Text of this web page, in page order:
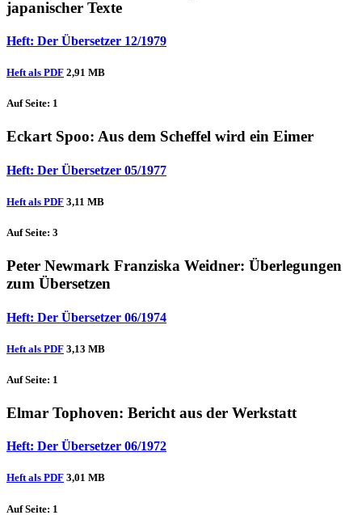
japanischer Texte
Heft: Der Übersetzer 12/1979
Heft als PDF 2,91 MB
Auf Seite: 1
Eckart Spoo: Aus dem Scheffel wird ein Eimer
Heft: Der Übersetzer 05/1977
Heft als PDF 3,11 MB
Auf Seite: 3
Peter Newmark Franziska Weidner: Überlegungen
zum Übersetzen
Heft: Der Übersetzer 06/1974
Heft als PDF 3,13 MB
Auf Seite: 1
Elmar Tophoven: Bericht aus der Werkstatt
Heft: Der Übersetzer 06/1972
Heft als PDF 3,01 MB
Auf Seite: 1